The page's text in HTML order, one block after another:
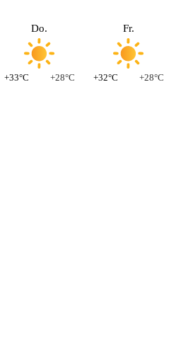
Do.
+33°C +28°C
Fr.
+32°C +28°C